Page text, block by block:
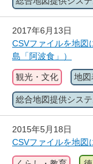
2017年6月13日
CSVファイルを地図
島「阿波食」）
観光・文化 地図
総合地図提供システ
2015年5月18日
CSVファイルを地図